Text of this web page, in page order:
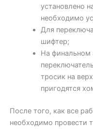
установлено
необходимо
Для
шифтер;
На финальном
тросик на
пригодятся
После того, как все
необходимо провести